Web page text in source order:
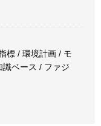
標 / 環境計画 / モ
ベース / ファジ